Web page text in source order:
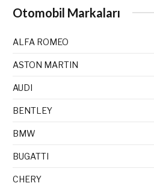
Otomobil Markaları
ALFA ROMEO
ASTON MARTIN
AUDI
BENTLEY
BMW
BUGATTI
CHERY